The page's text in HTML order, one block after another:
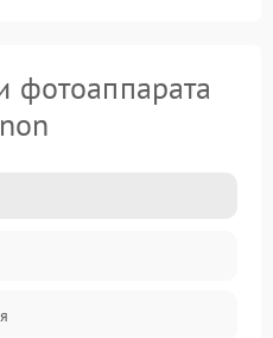
фотоаппарата